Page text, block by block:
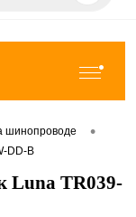
шинопроводе •
DD-B
Luna TR039-